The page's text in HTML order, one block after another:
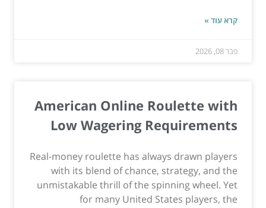
קרא עוד »
פבר 08, 2026
American Online Roulette with
Low Wagering Requirements
Real-money roulette has always drawn players
with its blend of chance, strategy, and the
unmistakable thrill of the spinning wheel. Yet
for many United States players, the